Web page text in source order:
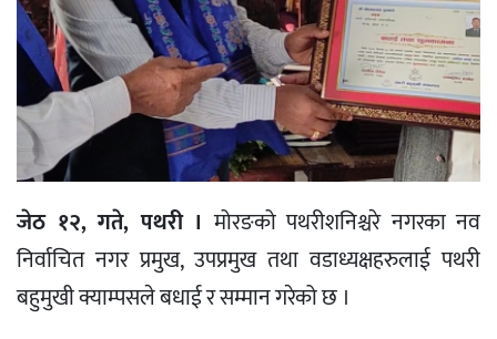
जेठ १२, गते, पथरी । मोरङको पथरीशनिश्चरे नगरका नव
निर्वाचित नगर प्रमुख, उपप्रमुख तथा वडाध्यक्षहरुलाई पथरी
बहुमुखी क्याम्पसले बधाई र सम्मान गरेको छ ।